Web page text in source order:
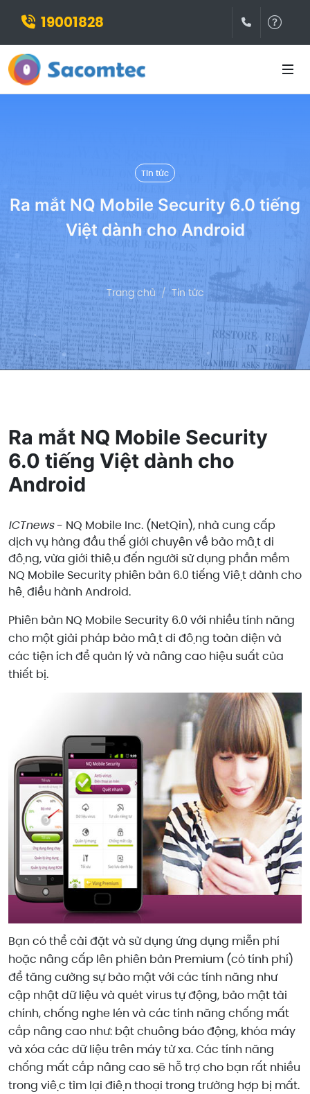
19001828
Tin tức
Ra mắt NQ Mobile Security 6.0 tiếng
Việt dành cho Android
Trang chủ Tin tức
Ra mắt NQ Mobile Security
6.0 tiếng Việt dành cho
Android
ICTnews- NQ Mobile Inc. (NetQin), nhà cung cấp
dịch vụ hàng đầu thế giới chuyên về bảo mật di
động, vừa giới thiệu đến người sử dụng phần mềm
NQ Mobile Security phiên bản 6.0 tiếng Việt dành cho
hệ điều hành Android.
Phiên bản NQ Mobile Security 6.0 với nhiều tính năng
cho một giải pháp bảo mật di động toàn diện và
các tiện ích để quản lý và nâng cao hiệu suất của
thiết bị.
Bạn có thể cài đặt và sử dụng ứng dụng miễn phí
hoặc nâng cấp lên phiên bản Premium (có tính phí)
để tăng cường sự bảo mật với các tính năng như
cập nhật dữ liệu và quét virus tự động, bảo mật tài
chính, chống nghe lén và các tính năng chống mất
cắp nâng cao như: bật chuông báo động, khóa máy
và xóa các dữ liệu trên máy từ xa. Các tính năng
chống mất cắp nâng cao sẽ hỗ trợ cho bạn rất nhiều
trong việc tìm lại điện thoại trong trường hợp bị mất.